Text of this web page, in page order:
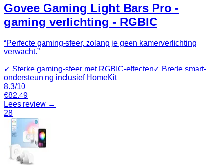
Govee Gaming Light Bars Pro -
gaming verlichting - RGBIC
“Perfecte gaming-sfeer, zolang je geen kamerverlichting
verwacht.”
✓ Sterke gaming-sfeer met RGBIC-effecten✓ Brede smart-
ondersteuning inclusief HomeKit
8.3/10
€82.49
Lees review →
28